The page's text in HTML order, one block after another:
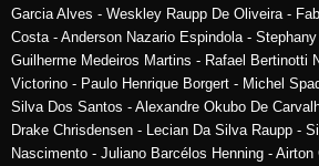
Garcia Alves - Weskley Raupp De Oliveira -
Costa - Anderson Nazario Espindola -
Guilherme Medeiros Martins - Rafael Bertinotti
Victorino - Paulo Henrique Borgert - Michel
Silva Dos Santos - Alexandre Okubo De
Drake Chrisdensen - Lecian Da Silva Raupp -
Nascimento - Juliano Barcélos Henning -